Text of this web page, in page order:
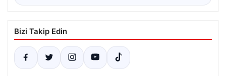
Bizi Takip Edin